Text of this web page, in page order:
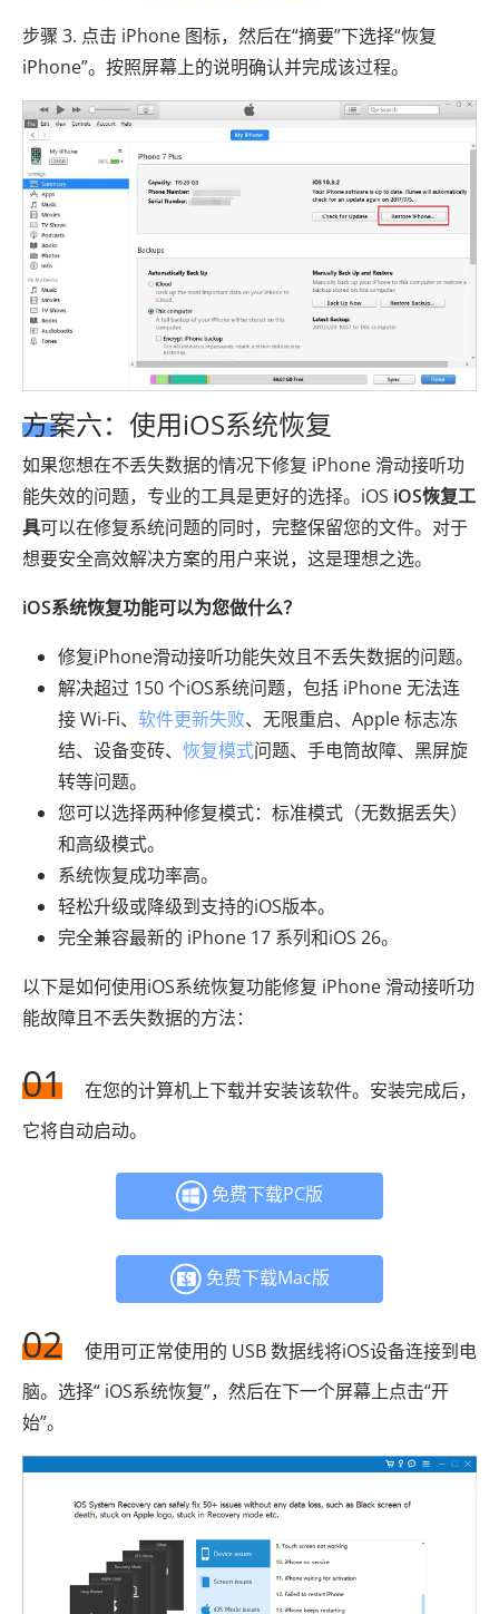
步骤 3. 点击 iPhone 图标，然后在“摘要”下选择“恢复
iPhone”。按照屏幕上的说明确认并完成该过程。
方案六：使用iOS系统恢复
如果您想在不丢失数据的情况下修复 iPhone 滑动接听功
能失效的问题，专业的工具是更好的选择。iOS iOS恢复工
具可以在修复系统问题的同时，完整保留您的文件。对于
想要安全高效解决方案的用户来说，这是理想之选。
iOS系统恢复功能可以为您做什么？
修复iPhone滑动接听功能失效且不丢失数据的问题。
解决超过 150 个iOS系统问题，包括 iPhone 无法连
接 Wi-Fi、 软件更新失败、无限重启、Apple 标志冻
结、设备变砖、 恢复模式问题、手电筒故障、黑屏旋
转等问题。
您可以选择两种修复模式：标准模式（无数据丢失）
和高级模式。
系统恢复成功率高。
轻松升级或降级到支持的iOS版本。
完全兼容最新的 iPhone 17 系列和iOS 26。
以下是如何使用iOS系统恢复功能修复 iPhone 滑动接听功
能故障且不丢失数据的方法：
01
在您的计算机上下载并安装该软件。安装完成后，
它将自动启动。
免费下载PC版
免费下载Mac版
02
使用可正常使用的 USB 数据线将iOS设备连接到电
脑。选择“ iOS系统恢复”，然后在下一个屏幕上点击“开
始”。